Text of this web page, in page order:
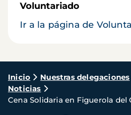
Voluntariado
Ir a la página de
Ruta
de
navegación
Inicio Nuestras delegaciones
Noticias
Cena Solidaria en Figuerola del